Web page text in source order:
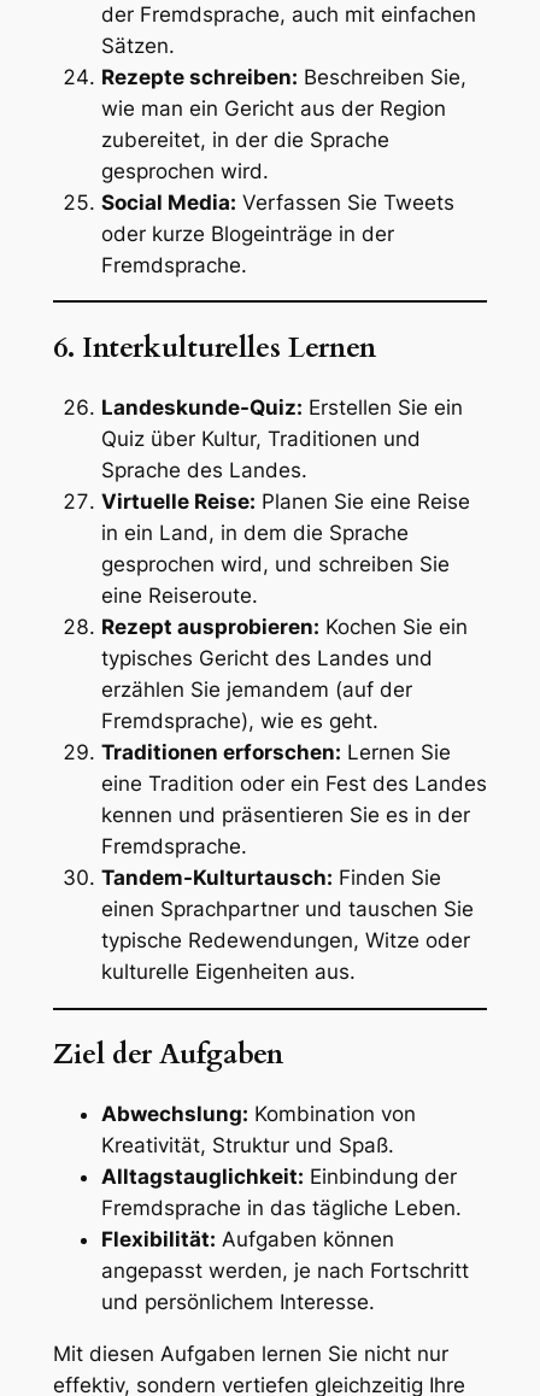
der Fremdsprache, auch mit einfachen
Sätzen.
Rezepte schreiben: Beschreiben Sie,
wie man ein Gericht aus der Region
zubereitet, in der die Sprache
gesprochen wird.
Social Media: Verfassen Sie Tweets
oder kurze Blogeinträge in der
Fremdsprache.
6. Interkulturelles Lernen
Landeskunde-Quiz: Erstellen Sie ein
Quiz über Kultur, Traditionen und
Sprache des Landes.
Virtuelle Reise: Planen Sie eine Reise
in ein Land, in dem die Sprache
gesprochen wird, und schreiben Sie
eine Reiseroute.
Rezept ausprobieren: Kochen Sie ein
typisches Gericht des Landes und
erzählen Sie jemandem (auf der
Fremdsprache), wie es geht.
Traditionen erforschen: Lernen Sie
eine Tradition oder ein Fest des Landes
kennen und präsentieren Sie es in der
Fremdsprache.
Tandem-Kulturtausch: Finden Sie
einen Sprachpartner und tauschen Sie
typische Redewendungen, Witze oder
kulturelle Eigenheiten aus.
Ziel der Aufgaben
Abwechslung: Kombination von
Kreativität, Struktur und Spaß.
Alltagstauglichkeit: Einbindung der
Fremdsprache in das tägliche Leben.
Flexibilität: Aufgaben können
angepasst werden, je nach Fortschritt
und persönlichem Interesse.
Mit diesen Aufgaben lernen Sie nicht nur
effektiv, sondern vertiefen gleichzeitig Ihre